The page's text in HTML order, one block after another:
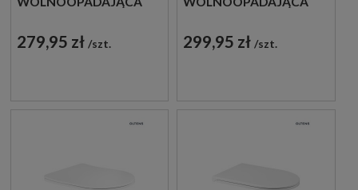
45118000
279,95 zł szt.
45120000
299,95 zł szt.